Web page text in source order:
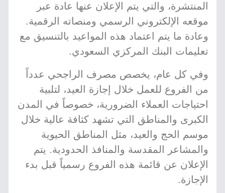
المنتشرة، والتي يتم الإعلان عنها عادة عبر
موقعه الإلكتروني الرسمي ومنصاته الرقمية.
وعادة ما يتم اعتماد هذه المواعيد بالتنسيق مع
تعليمات البنك المركزي السعودي.
وفي كل عام، يخصص مصرف الراجحي عدداً
من الفروع للعمل خلال إجازة العيد، لتلبية
احتياجات العملاء الضرورية، خصوصاً في المدن
الكبرى والمناطق التي تشهد كثافة عالية خلال
موسم الحج والعيد، مثل المناطق الحيوية
والمشاعر المقدسة والمنافذ الحدودية. يتم
الإعلان عن قائمة هذه الفروع رسمياً قبل بدء
الإجازة.